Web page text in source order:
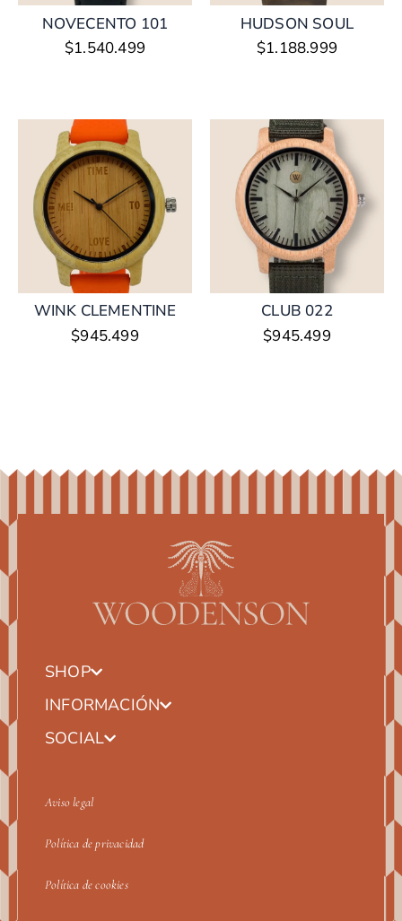
NOVECENTO 101
$1.540.499
HUDSON SOUL
$1.188.999
WINK CLEMENTINE
$945.499
CLUB 022
$945.499
SHOP
INFORMACIÓN
SOCIAL
Aviso legal
Política de privacidad
Política de cookies